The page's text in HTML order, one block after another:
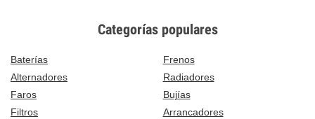
Categorías populares
Baterías
Frenos
Alternadores
Radiadores
Faros
Bujías
Filtros
Arrancadores